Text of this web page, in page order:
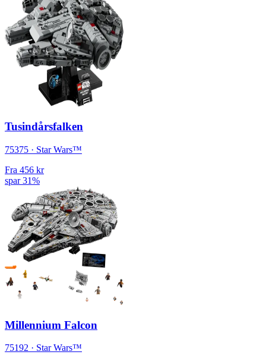
Tusindårsfalken
75375 · Star Wars™
Fra 456 kr
spar 31%
Millennium Falcon
75192 · Star Wars™